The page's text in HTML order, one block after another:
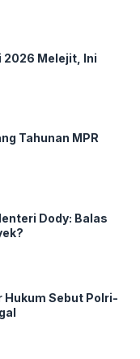
2026 Melejit, Ini
Tahunan MPR
Dody: Balas
Hukum Sebut Polri-